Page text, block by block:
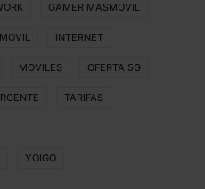
GAMER MASMOVIL
INTERNET
MOVILES OFERTA 5G
TARIFAS
YOIGO